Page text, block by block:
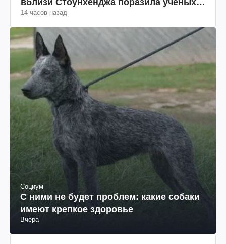
(фото)
14 часов назад
Социум
С ними не будет проблем: какие собаки
имеют крепкое здоровье
Вчера